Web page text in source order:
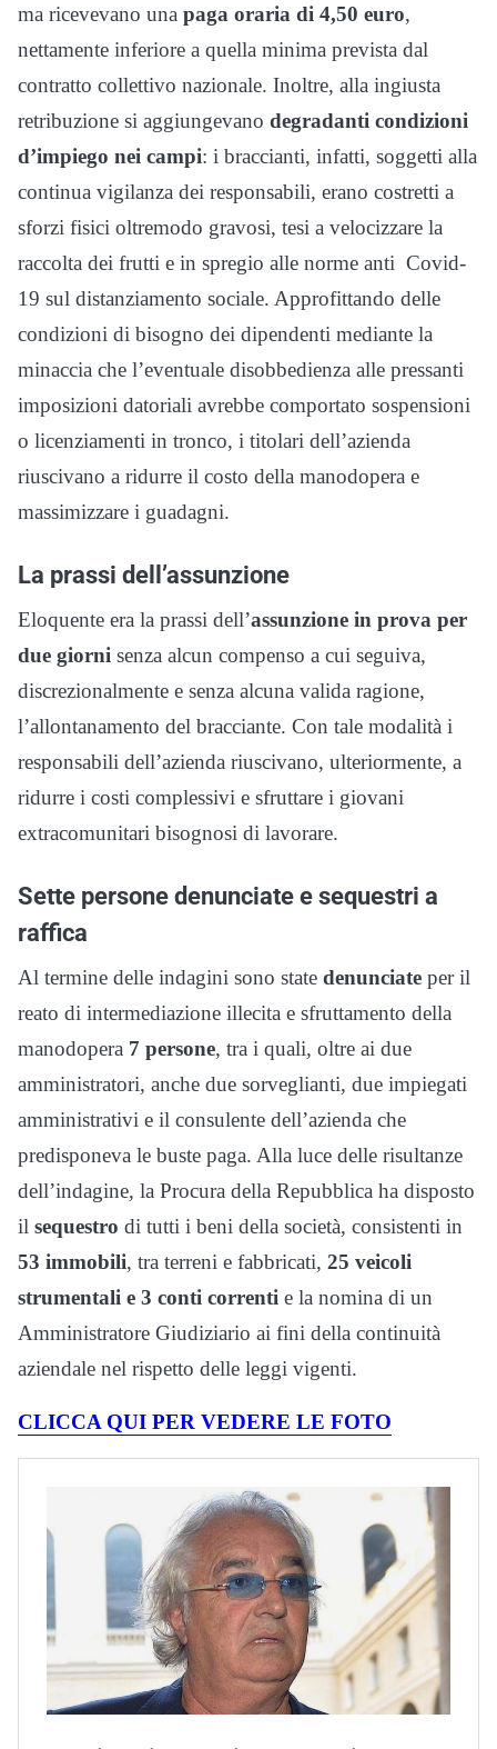
ma ricevevano una paga oraria di 4,50 euro,
nettamente inferiore a quella minima prevista dal
contratto collettivo nazionale. Inoltre, alla ingiusta
retribuzione si aggiungevano degradanti condizioni
d’impiego nei campi: i braccianti, infatti, soggetti alla
continua vigilanza dei responsabili, erano costretti a
sforzi fisici oltremodo gravosi, tesi a velocizzare la
raccolta dei frutti e in spregio alle norme anti Covid-
19 sul distanziamento sociale. Approfittando delle
condizioni di bisogno dei dipendenti mediante la
minaccia che l’eventuale disobbedienza alle pressanti
imposizioni datoriali avrebbe comportato sospensioni
o licenziamenti in tronco, i titolari dell’azienda
riuscivano a ridurre il costo della manodopera e
massimizzare i guadagni.
La prassi dell’assunzione
Eloquente era la prassi dell’assunzione in prova per
due giorni senza alcun compenso a cui seguiva,
discrezionalmente e senza alcuna valida ragione,
l’allontanamento del bracciante. Con tale modalità i
responsabili dell’azienda riuscivano, ulteriormente, a
ridurre i costi complessivi e sfruttare i giovani
extracomunitari bisognosi di lavorare.
Sette persone denunciate e sequestri a
raffica
Al termine delle indagini sono state denunciate per il
reato di intermediazione illecita e sfruttamento della
manodopera 7 persone, tra i quali, oltre ai due
amministratori, anche due sorveglianti, due impiegati
amministrativi e il consulente dell’azienda che
predisponeva le buste paga. Alla luce delle risultanze
dell’indagine, la Procura della Repubblica ha disposto
il sequestro di tutti i beni della società, consistenti in
53 immobili, tra terreni e fabbricati, 25 veicoli
strumentali e 3 conti correnti e la nomina di un
Amministratore Giudiziario ai fini della continuità
aziendale nel rispetto delle leggi vigenti.
CLICCA QUI PER VEDERE LE FOTO